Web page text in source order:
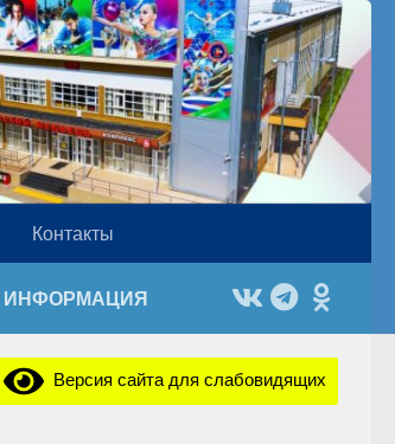
Контакты
ИНФОРМАЦИЯ
Версия сайта для слабовидящих